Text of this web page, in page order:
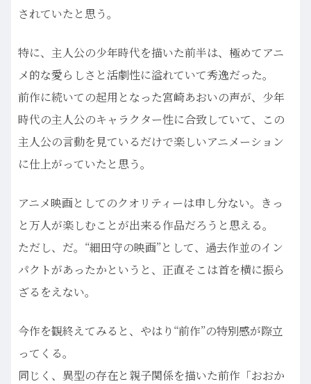
されていたと思う。
特に、主人公の少年時代を描いた前半は、極めてアニ
メ的な愛らしさと活劇性に溢れていて秀逸だった。
前作に続いての起用となった宮崎あおいの声が、少年
時代の主人公のキャラクター性に合致していて、この
主人公の言動を見ているだけで楽しいアニメーション
に仕上がっていたと思う。
アニメ映画としてのクオリティーは申し分ない。きっ
と万人が楽しむことが出来る作品だろうと思える。
ただし、だ。“細田守の映画”として、過去作並のイン
パクトがあったかというと、正直そこは首を横に振ら
ざるをえない。
今作を観終えてみると、やはり“前作”の特別感が際立
ってくる。
同じく、異型の存在と親子関係を描いた前作「おおか